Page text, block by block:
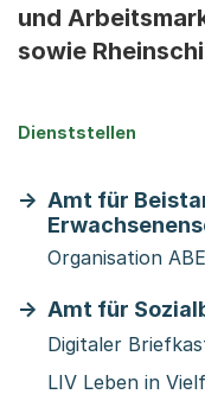
und
sowie
Dienststellen
Amt für
Organisation
Amt für
Digitaler
LIV Leben in